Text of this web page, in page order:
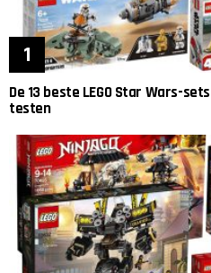
De 13 beste LEGO Star Wars-
testen